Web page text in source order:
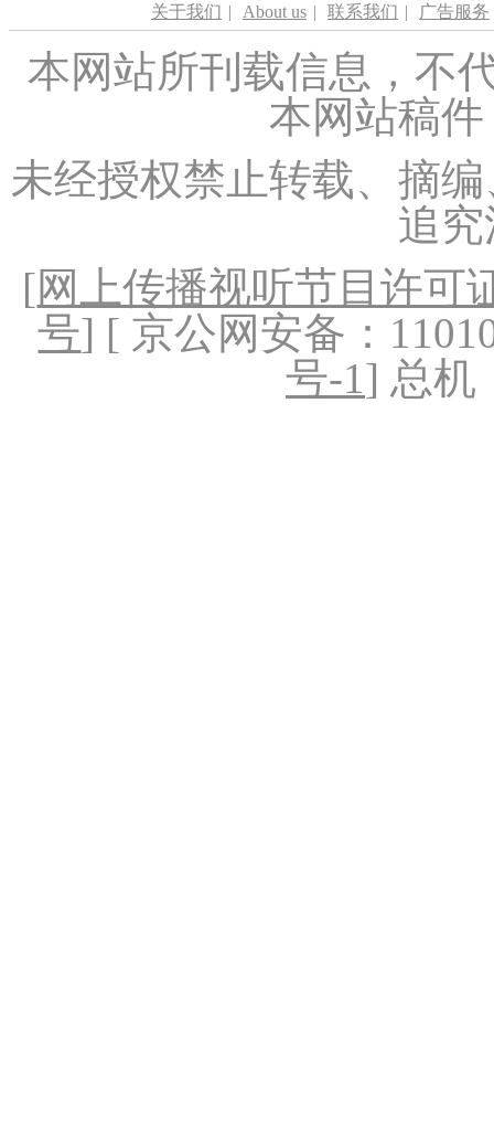
关于我们 | About us | 联系我们 | 广告服务
本网站所刊载信息，不
本网站稿
未经授权禁止转载、摘
追
[网上传播视听节目许可
号] [ 京公网安备：
号-1] 总机